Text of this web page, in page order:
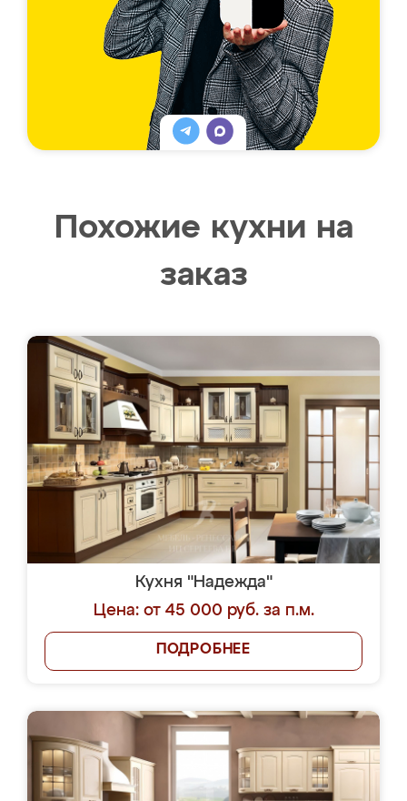
Похожие кухни на
заказ
Кухня "Надежда"
Цена: от 45 000 руб. за п.м.
ПОДРОБНЕЕ